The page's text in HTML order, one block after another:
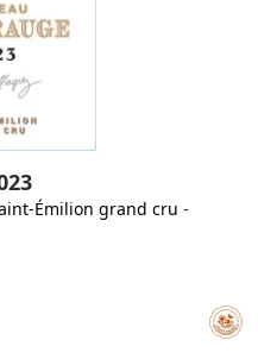
Émilion grand cru -